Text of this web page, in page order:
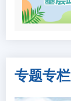
专题专栏